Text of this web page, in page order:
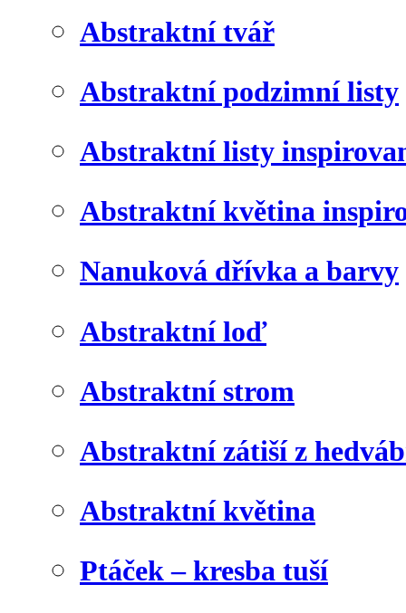
Abstraktní tvář
Abstraktní podzimní listy
Abstraktní listy
Abstraktní květina
Nanuková dřívka a barvy
Abstraktní loď
Abstraktní strom
Abstraktní zátiší z
Abstraktní květina
Ptáček – kresba tuší